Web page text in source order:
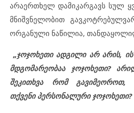
არაერთხელ დამიკარგავს სულ
მნიშვნელობით
ორგანული ნაწილია,
„ჯოჯოხეთი ადგილი არ არის,
მდგომარეობაა ჯოჯოხეთი?
შეკითხვა რომ გავიმეოროთ,
თქვენი პერსონალური ჯოჯოხეთი?